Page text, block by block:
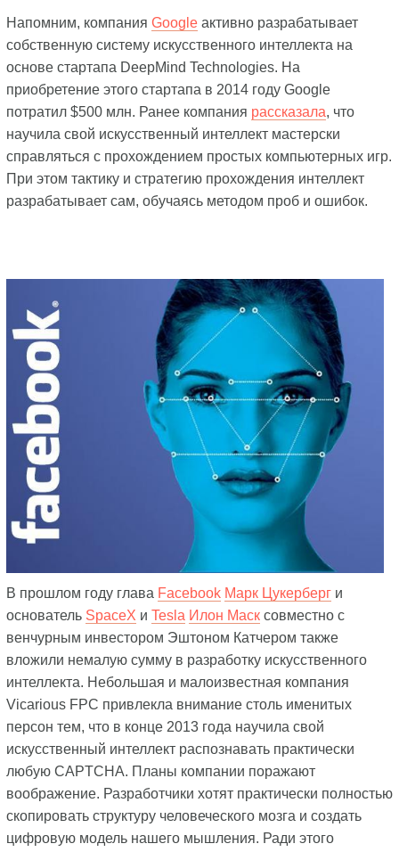
Напомним, компания Googleактивно разрабатывает
собственную систему искусственного интеллекта на
основе стартапа DeepMind Technologies. На
приобретение этого стартапа в 2014 году Google
потратил $500 млн. Ранее компания рассказала, что
научила свой искусственный интеллект мастерски
справляться с прохождением простых компьютерных игр.
При этом тактику и стратегию прохождения интеллект
разрабатывает сам, обучаясь методом проб и ошибок.
В прошлом году глава Facebook Марк Цукерберги
основатель SpaceX и Tesla Илон Масксовместно с
венчурным инвестором Эштоном Катчером также
вложили немалую сумму в разработку искусственного
интеллекта. Небольшая и малоизвестная компания
Vicarious FPC привлекла внимание столь именитых
персон тем, что в конце 2013 года научила свой
искусственный интеллект распознавать практически
любую CAPTCHA. Планы компании поражают
воображение. Разработчики хотят практически полностью
скопировать структуру человеческого мозга и создать
цифровую модель нашего мышления. Ради этого